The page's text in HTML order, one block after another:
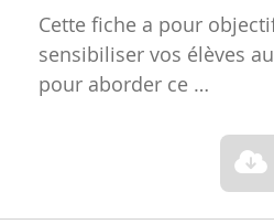
Cette fiche a pour
sensibiliser vos élèves
pour aborder ce …